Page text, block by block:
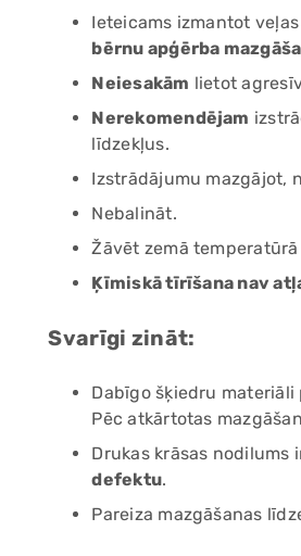
Ieteicams izmantot
bērnu apģērba
Neiesakām lietot
Nerekomendējam
līdzekļus.
Izstrādājumu mazgājot,
Nebalināt.
Žāvēt zemā
Ķīmiskā tīrīšana nav
Svarīgi zināt:
Dabīgo šķiedru materiāli
Pēc atkārtotas
Drukas krāsas nodilums
defektu.
Pareiza mazgāšanas